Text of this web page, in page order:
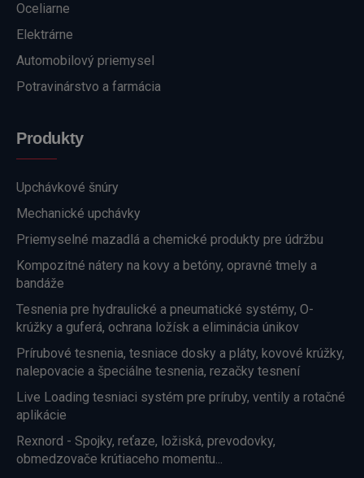
Oceliarne
Elektrárne
Automobilový priemysel
Potravinárstvo a farmácia
Produkty
Upchávkové šnúry
Mechanické upchávky
Priemyselné mazadlá a chemické produkty pre údržbu
Kompozitné nátery na kovy a betóny, opravné tmely a
bandáže
Tesnenia pre hydraulické a pneumatické systémy, O-
krúžky a guferá, ochrana ložísk a eliminácia únikov
Prírubové tesnenia, tesniace dosky a pláty, kovové krúžky,
nalepovacie a špeciálne tesnenia, rezačky tesnení
Live Loading tesniaci systém pre príruby, ventily a rotačné
aplikácie
Rexnord - Spojky, reťaze, ložiská, prevodovky,
obmedzovače krútiaceho momentu...